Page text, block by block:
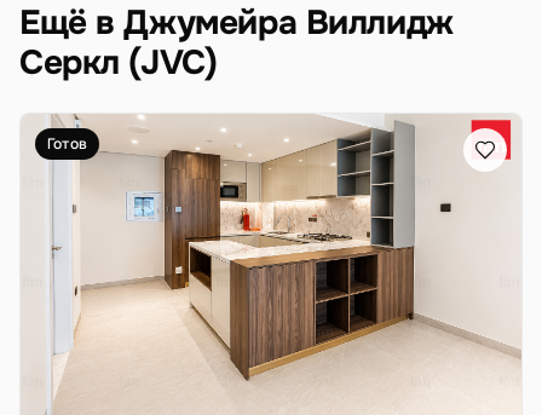
Ещё в Джумейра Виллидж
Серкл (JVC)
Готов